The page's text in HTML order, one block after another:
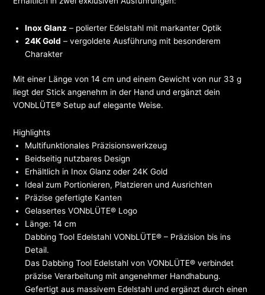
Inox Glanz – polierter Edelstahl mit markanter Optik
24K Gold – vergoldete Ausführung mit besonderem
Charakter
Mit einer Länge von 14 cm und einem Gewicht von nur 33 g
liegt der Stick angenehm in der Hand und ergänzt dein
VONbLÜTE® Setup auf elegante Weise.
Highlights
Multifunktionales Präzisionswerkzeug
Beidseitig nutzbares Design
Erhältlich in Inox Glanz oder 24K Gold
Ideal zum Portionieren, Platzieren und Ausrichten
Präzise gefertigte Kanten
Gelasertes VONbLÜTE® Logo
Länge: 14 cm
Dabbing Tool Edelstahl VONbLÜTE® – Präzision bis ins
Detail.
Das Dabbing Tool Edelstahl von VONbLÜTE® verbindet
präzise Verarbeitung mit angenehmer Handhabung.
Gefertigt aus massivem Edelstahl und ergänzt durch einen